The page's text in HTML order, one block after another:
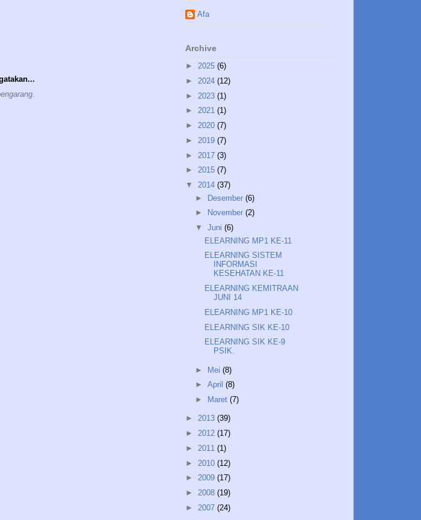
Afa
Archive
► 2025 (6)
► 2024 (12)
► 2023 (1)
► 2021 (1)
► 2020 (7)
► 2019 (7)
► 2017 (3)
► 2015 (7)
▼ 2014 (37)
► Desember (6)
►
November (2)
▼ Juni (6)
ELEARNING MP1 KE-11
ELEARNING SISTEM
INFORMASI
KESEHATAN KE-11
ELEARNING KEMITRAAN
JUNI 14
ELEARNING MP1 KE-10
ELEARNING SIK KE-10
ELEARNING SIK KE-9
PSIK.
► Mei (8)
► April (8)
►
Maret (7)
► 2013 (39)
► 2012 (17)
► 2011 (1)
► 2010 (12)
► 2009 (17)
► 2008 (19)
► 2007 (24)